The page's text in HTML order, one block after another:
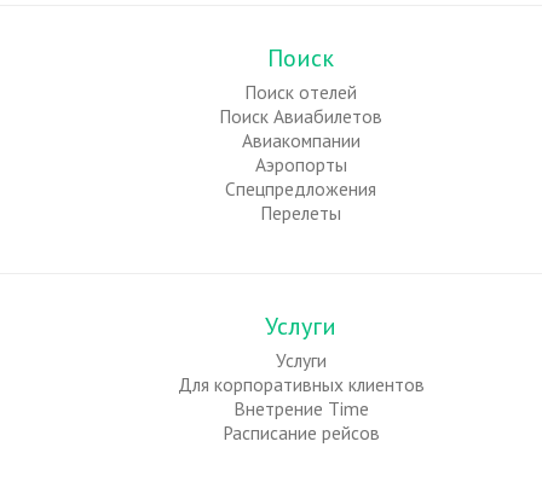
Поиск
Поиск отелей
Поиск Авиабилетов
Авиакомпании
Аэропорты
Спецпредложения
Перелеты
Услуги
Услуги
Для корпоративных клиентов
Внетрение Time
Расписание рейсов